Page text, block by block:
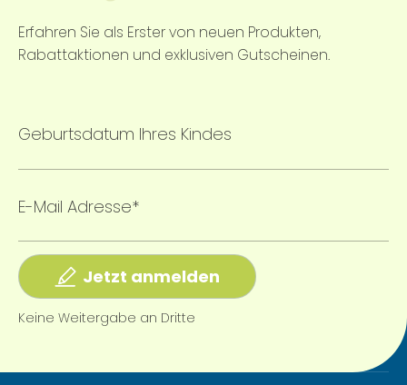
Erfahren Sie als Erster von neuen Produkten,
Rabattaktionen und exklusiven Gutscheinen.
Geburtsdatum Ihres Kindes
E-Mail Adresse*
Jetzt anmelden
Keine Weitergabe an Dritte